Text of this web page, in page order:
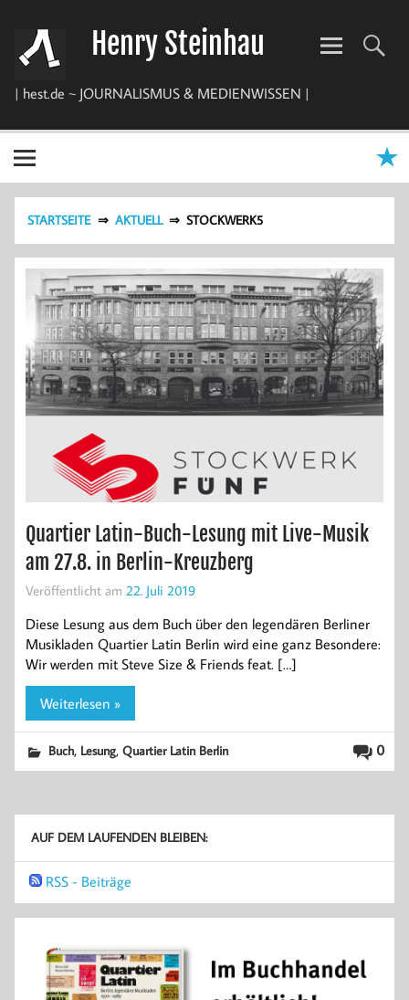
springen
Henry Steinhau
| hest.de ~ JOURNALISMUS & MEDIENWISSEN |
STARTSEITE AKTUELL STOCKWERK5
Quartier Latin-Buch-Lesung mit Live-Musik
am 27.8. in Berlin-Kreuzberg
Veröffentlicht am 22. Juli 2019
Diese Lesung aus dem Buch über den legendären Berliner
Musikladen Quartier Latin Berlin wird eine ganz Besondere:
Wir werden mit Steve Size & Friends feat. […]
Weiterlesen »
0
Buch, Lesung,Quartier Latin Berlin
AUF DEM LAUFENDEN BLEIBEN:
RSS - Beiträge